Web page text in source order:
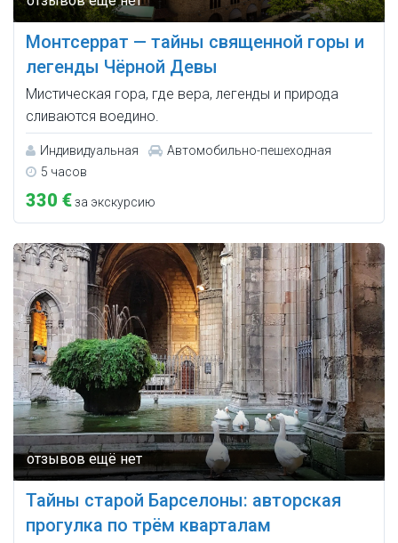
Монтсеррат — тайны священной горы и
легенды Чёрной Девы
Мистическая гора, где вера, легенды и природа
сливаются воедино.
Индивидуальная
Автомобильно-пешеходная
5 часов
330 €за экскурсию
Тайны старой Барселоны: авторская
прогулка по трём кварталам